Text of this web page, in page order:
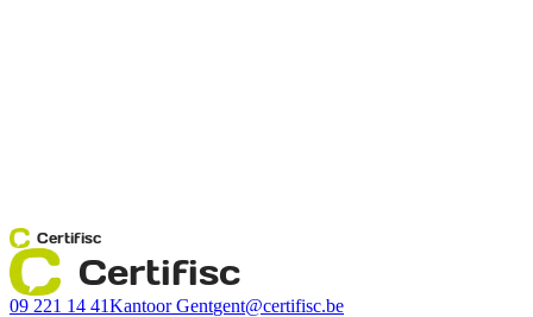
Certifisc
Certifisc
09 221 14 41Kantoor Gentgent@certifisc.be